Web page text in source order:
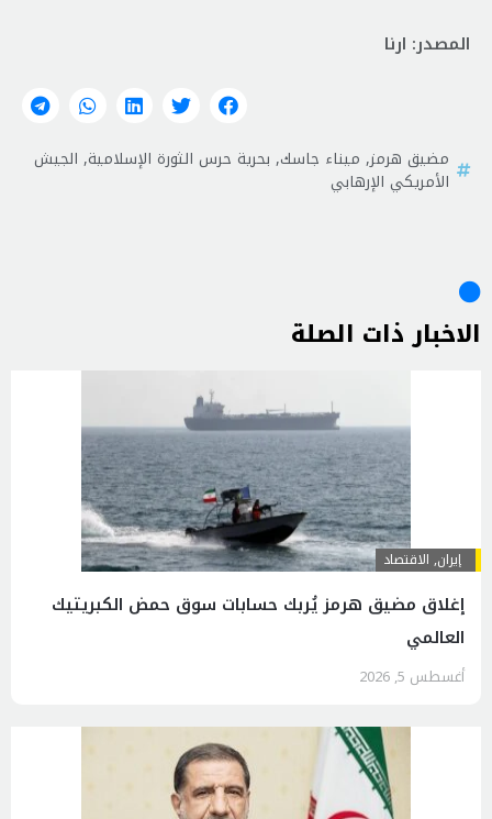
المصدر: ارنا
مضيق هرمز, ميناء جاسك, بحرية حرس الثورة الإسلامية, الجيش
الأمريكي الإرهابي
الاخبار ذات الصلة
إيران, الاقتصاد
إغلاق مضيق هرمز يُربك حسابات سوق حمض الكبريتيك
العالمي
أغسطس 5, 2026